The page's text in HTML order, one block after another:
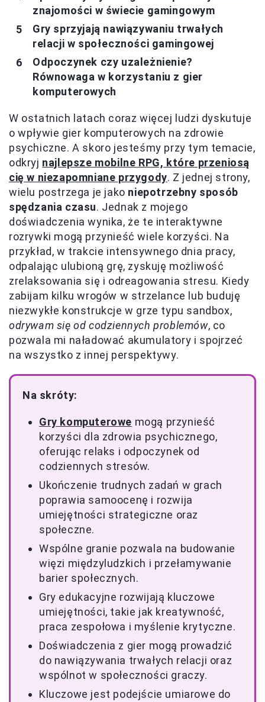
znajomości w świecie gamingowym
Gry sprzyjają nawiązywaniu trwałych
relacji w społeczności gamingowej
Odpoczynek czy uzależnienie?
Równowaga w korzystaniu z gier
komputerowych
W ostatnich latach coraz więcej ludzi dyskutuje
o wpływie gier komputerowych na zdrowie
psychiczne. A skoro jesteśmy przy tym temacie,
odkryj najlepsze mobilne RPG, które przeniosą
cię w niezapomniane przygody. Z jednej strony,
wielu postrzega je jako niepotrzebny sposób
spędzania czasu. Jednak z mojego
doświadczenia wynika, że te interaktywne
rozrywki mogą przynieść wiele korzyści. Na
przykład, w trakcie intensywnego dnia pracy,
odpalając ulubioną grę, zyskuję możliwość
zrelaksowania się i odreagowania stresu. Kiedy
zabijam kilku wrogów w strzelance lub buduję
niezwykłe konstrukcje w grze typu sandbox,
odrywam się od codziennych problemów, co
pozwala mi naładować akumulatory i spojrzeć
na wszystko z innej perspektywy.
Na skróty:
Gry komputerowe mogą przynieść
korzyści dla zdrowia psychicznego,
oferując relaks i odpoczynek od
codziennych stresów.
Ukończenie trudnych zadań w grach
poprawia samoocenę i rozwija
umiejętności strategiczne oraz
społeczne.
Wspólne granie pozwala na budowanie
więzi międzyludzkich i przełamywanie
barier społecznych.
Gry edukacyjne rozwijają kluczowe
umiejętności, takie jak kreatywność,
praca zespołowa i myślenie krytyczne.
Doświadczenia z gier mogą prowadzić
do nawiązywania trwałych relacji oraz
wspólnot w społeczności graczy.
Kluczowe jest podejście umiarowe do